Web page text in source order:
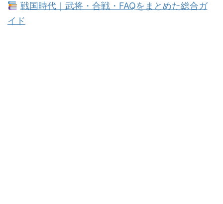
戦国時代｜武将・合戦・FAQをまとめた総合ガ
イド